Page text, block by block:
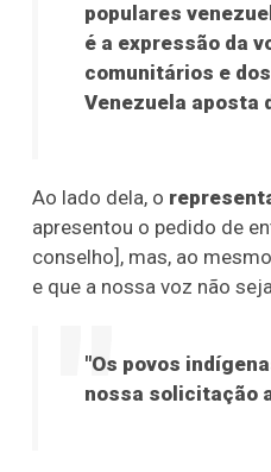
populares
é a expressão da
comunitários e
Venezuela aposta
Ao lado dela, o
apresentou o pedido de
conselho], mas, ao
e que a nossa voz não
"Os povos
nossa solicitação